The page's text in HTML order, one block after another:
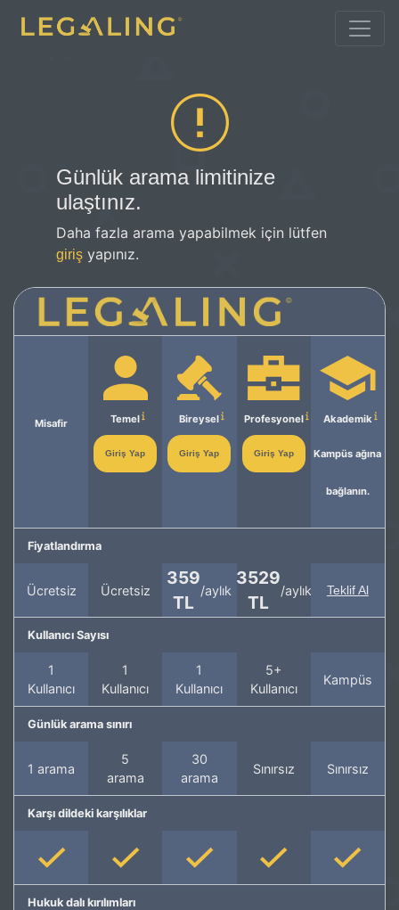
Günlük arama limitinize
ulaştınız.
Daha fazla arama yapabilmek için lütfen
giriş yapınız.
Misafir Temel
Giriş Yap
Bireysel
Giriş Yap
Profesyonel
Giriş Yap
Akademik
Kampüs ağına
bağlanın.
Fiyatlandırma
Ücretsiz Ücretsiz
359
TL
/aylık
3529
TL
/aylık Teklif Al
Kullanıcı Sayısı
1
Kullanıcı
1
Kullanıcı
1
Kullanıcı
5+
Kullanıcı
Kampüs
Günlük arama sınırı
1 arama
5
arama
30
arama
Sınırsız Sınırsız
Karşı dildeki karşılıklar
Hukuk dalı kırılımları